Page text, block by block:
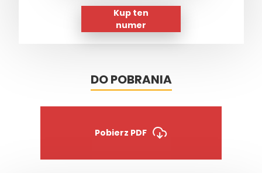
Kup ten
numer
DO POBRANIA
Pobierz PDF